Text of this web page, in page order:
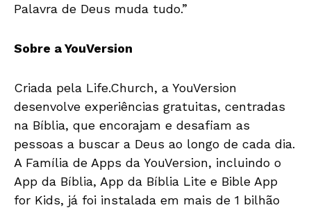
Palavra de Deus muda tudo.”
Sobre a YouVersion
Criada pela Life.Church, a YouVersion
desenvolve experiências gratuitas, centradas
na Bíblia, que encorajam e desafiam as
pessoas a buscar a Deus ao longo de cada dia.
A Família de Apps da YouVersion, incluindo o
App da Bíblia, App da Bíblia Lite e Bible App
for Kids, já foi instalada em mais de 1 bilhão